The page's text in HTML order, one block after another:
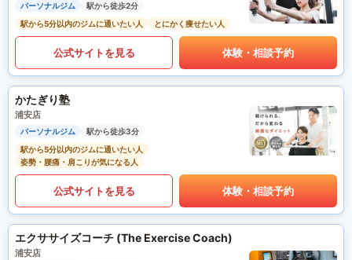
パーソナルジム
駅から徒歩2分
駅から5分以内のジムに通いたい人
とにかく痩せたい人
公式サイトを見る 体験・相談予約
かたぎり塾
浦安店
パーソナルジム
駅から徒歩3分
駅から5分以内のジムに通いたい人
姿勢・腰痛・肩こりが気になる人
公式サイトを見る 体験・相談予約
エクササイズコーチ (The Exercise Coach)
浦安店